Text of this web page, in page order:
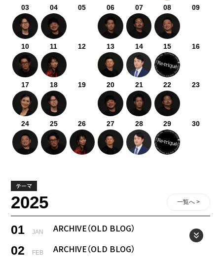
03 04 05 06 07 08 09
10 11 12 13 14 15 16
17 18 19 20 21 22 23
24 25 26 27 28 29 30
テーマ
2025 一覧へ >
01 JAN ARCHIVE（OLD BLOG）
02 FEB ARCHIVE（OLD BLOG）